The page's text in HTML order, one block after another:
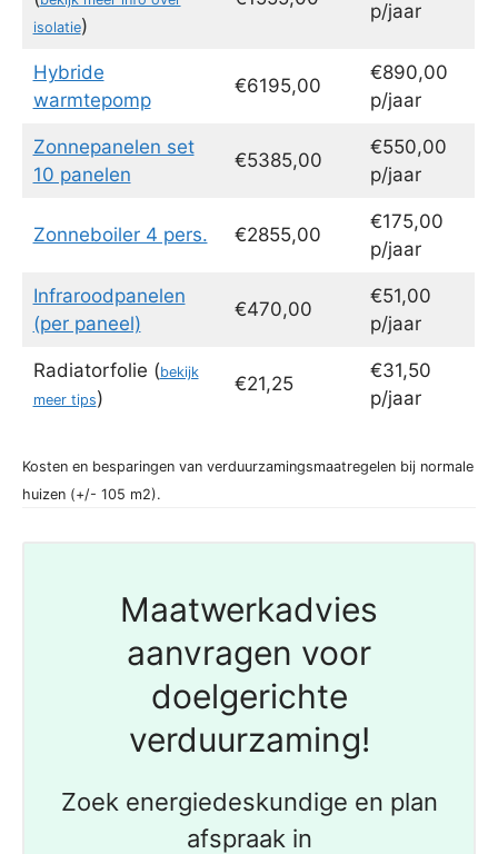
isolatie)
p/jaar
Hybride
warmtepomp
€6195,00
€890,00
p/jaar
Zonnepanelen set
10 panelen
€5385,00
€550,00
p/jaar
Zonneboiler 4 pers. €2855,00
€175,00
p/jaar
Infraroodpanelen
(per paneel)
€470,00
€51,00
p/jaar
Radiatorfolie (bekijk
meer tips)
€21,25
€31,50
p/jaar
Kosten en besparingen van verduurzamingsmaatregelen bij normale
huizen (+/- 105 m2).
Maatwerkadvies
aanvragen voor
doelgerichte
verduurzaming!
Zoek energiedeskundige en plan
afspraak in